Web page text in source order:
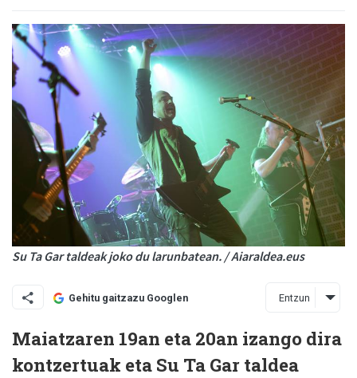
Su Ta Gar taldeak joko du larunbatean. / Aiaraldea.eus
Gehitu gaitzazu Googlen Entzun
Maiatzaren 19an eta 20an izango dira
kontzertuak eta Su Ta Gar taldea